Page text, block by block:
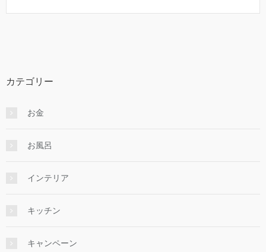
カテゴリー
お金
お風呂
インテリア
キッチン
キャンペーン